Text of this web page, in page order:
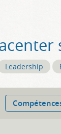
Leadership